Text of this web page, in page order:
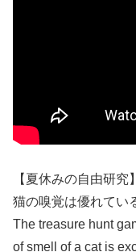
【夏休みの自由研究】
猫の嗅覚は優れてい
The treasure hunt
of smell of a cat is